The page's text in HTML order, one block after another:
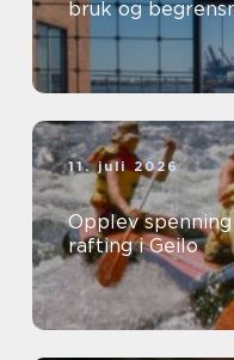
bruk og
11. juli 2026
Opplev
rafting i Geilo